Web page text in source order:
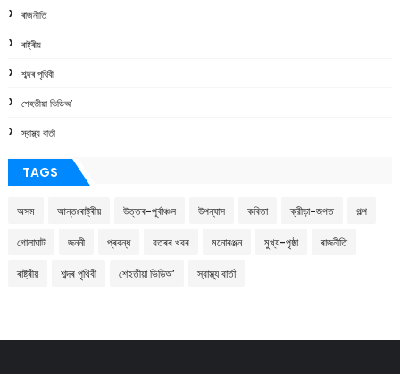
ৰাজনীতি
ৰাষ্ট্ৰীয়
শব্দৰ পৃথিবী
শেহতীয়া ভিডিঅ’
স্বাস্থ্য বাৰ্তা
TAGS
অসম আন্তঃৰাষ্ট্ৰীয় উত্তৰ-পূৰ্বাঞ্চল উপন্যাস কবিতা ক্রীড়া-জগত গল্প
গোলাঘাট জননী প্ৰবন্ধ বতৰৰ খবৰ মনোৰঞ্জন মুখ্য-পৃষ্ঠা ৰাজনীতি
ৰাষ্ট্ৰীয় শব্দৰ পৃথিবী শেহতীয়া ভিডিঅ’ স্বাস্থ্য বাৰ্তা